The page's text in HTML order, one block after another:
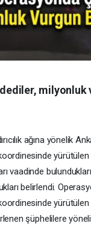
dediler, milyonluk
ağına yönelik
koordinesinde
vaadinde
belirlendi.
şüphelilere